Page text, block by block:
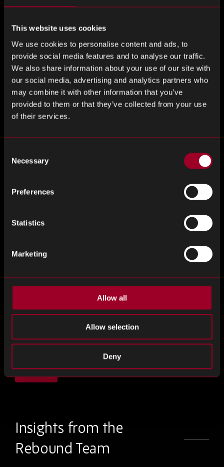
This website uses cookies
We use cookies to personalise content and ads, to
provide social media features and to analyse our traffic.
We also share information about your use of our site with
our social media, advertising and analytics partners who
may combine it with other information that you’ve
provided to them or that they’ve collected from your use
of their services.
Selection
Necessary
Preferences
Statistics
Marketing
Allow all
Allow selection
Deny
せください。
当社は常に、Reboundのチームの一員となる意欲的
な人材を求めています。今現在募集していないポ
ジションでも、今後、募集が開始された際 には必ずご連
絡いたします。
お名前*
E メール*
履歴書
Most document, image and spreadsheet formats are accepted. Max
Please
ignore
送信
Insights from the
Rebound Team